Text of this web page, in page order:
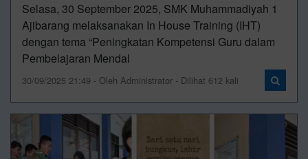
Selasa, 30 September 2025, SMK Muhammadiyah 1
Ajibarang melaksanakan In House Training (IHT)
dengan tema “Peningkatan Kompetensi Guru dalam
Pembelajaran Mendal
30/09/2025 21:49 - Oleh Administrator - Dilihat 612 kali